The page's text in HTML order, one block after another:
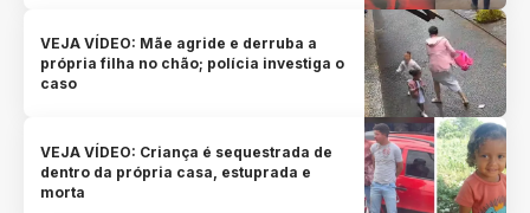
VEJA VÍDEO: Mãe agride e derruba a
própria filha no chão; polícia investiga o
caso
VEJA VÍDEO: Criança é sequestrada de
dentro da própria casa, estuprada e
morta